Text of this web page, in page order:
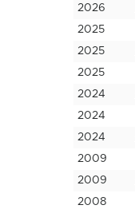
2026
2025
2025
2025
2024
2024
2024
2009
2009
2008